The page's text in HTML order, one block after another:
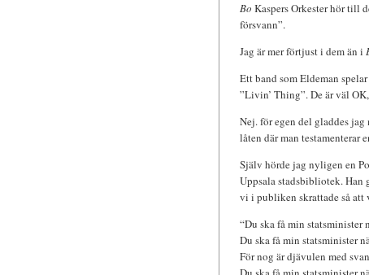
Bo Kaspers Orkester hör till
försvann”.
Jag är mer förtjust i dem än i
Ett band som Eldeman
”Livin’ Thing”. De är väl
Nej. för egen del gladdes
låten där man testamenterar
Själv hörde jag nyligen en
Uppsala stadsbibliotek. Han
vi i publiken skrattade så att
“Du ska få min statsminister
Du ska få min statsminister
För nog är djävulen med